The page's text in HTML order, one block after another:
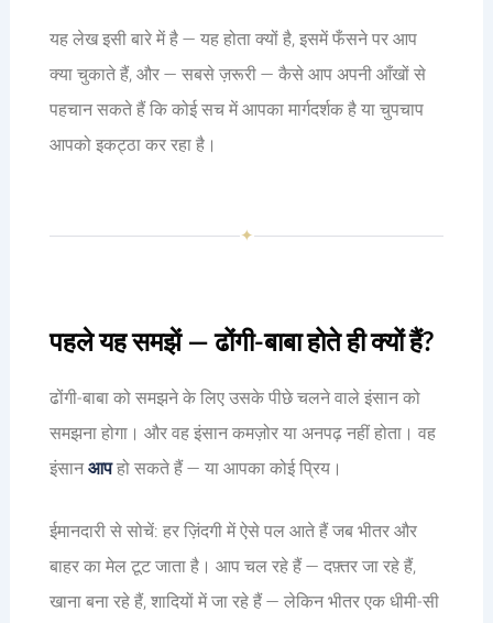
यह लेख इसी बारे में है — यह होता क्यों है, इसमें फँसने पर आप
क्या चुकाते हैं, और — सबसे ज़रूरी — कैसे आप अपनी आँखों से
पहचान सकते हैं कि कोई सच में आपका मार्गदर्शक है या चुपचाप
आपको इकट्ठा कर रहा है।
✦
पहले यह समझें — ढोंगी-बाबा होते ही क्यों हैं?
ढोंगी-बाबा को समझने के लिए उसके पीछे चलने वाले इंसान को
समझना होगा। और वह इंसान कमज़ोर या अनपढ़ नहीं होता। वह
इंसानआपहो सकते हैं — या आपका कोई प्रिय।
ईमानदारी से सोचें: हर ज़िंदगी में ऐसे पल आते हैं जब भीतर और
बाहर का मेल टूट जाता है। आप चल रहे हैं — दफ़्तर जा रहे हैं,
खाना बना रहे हैं, शादियों में जा रहे हैं — लेकिन भीतर एक धीमी-सी